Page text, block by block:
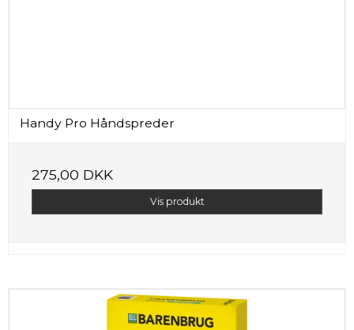
Handy Pro Håndspreder
275,00 DKK
Vis produkt